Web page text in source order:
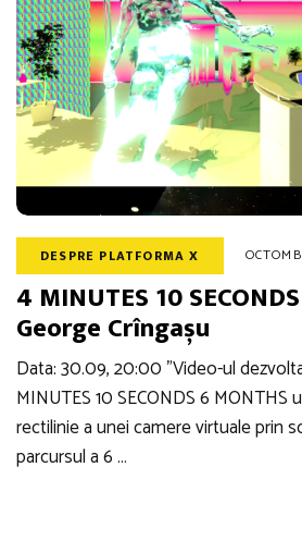
DESPRE PLATFORMA X
4 MINUTES 10
George Crîngașu
Data: 30.09, 20:00 ”Video-ul
MINUTES 10 SECONDS 6 MONTHS
rectilinie a unei camere virtuale prin
parcursul a 6 …